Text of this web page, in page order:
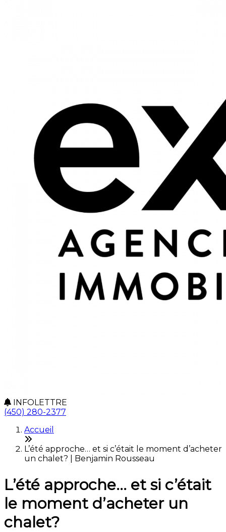
INFOLETTRE
(450) 280-2377
Accueil
L’été approche… et si c’était le moment d’acheter
un chalet? | Benjamin Rousseau
L’été approche… et si c’était
le moment d’acheter un
chalet?